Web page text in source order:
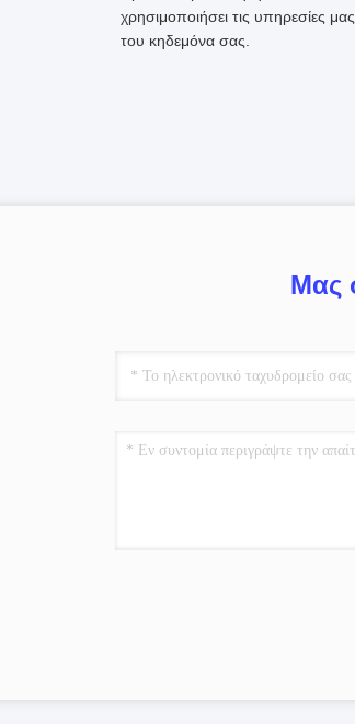
χρησιμοποιήσει τις υπηρεσίες
του κηδεμόνα σας.
Μας